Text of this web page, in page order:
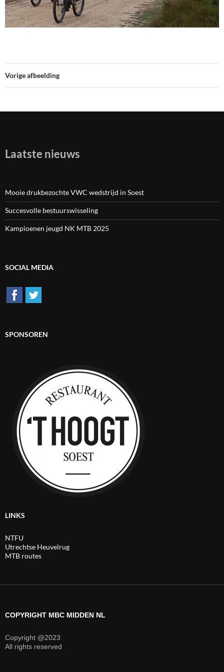
Vorige afbeelding
Laatste nieuws
Mooie drukbezochte VWC wedstrijd in Soest
Succesvolle bestuurswisseling
Kampioenen jeugd NK MTB 2025
SOCIAL MEDIA
SPONSOREN
LINKS
NTFU
Utrechtse Heuvelrug
MTB routes
COPYRIGHT MBC MIDDEN NL
Copyright @2023
All rights reserved